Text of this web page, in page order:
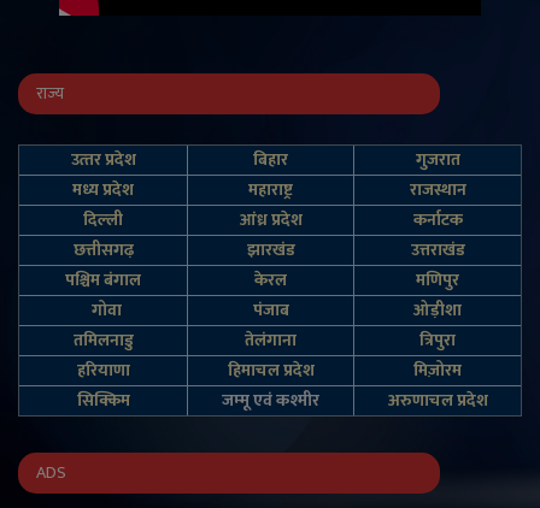
राज्य
उत्‍तर प्रदेश बिहार
गुजरात
मध्य प्रदेश
महाराष्ट्र
राजस्थान
दिल्‍ली
आंध्र प्रदेश
कर्नाटक
छत्तीसगढ़
झारखंड
उत्तराखंड
पश्चिम बंगाल
केरल
मणिपुर
गोवा
पंजाब
ओड़ीशा
तमिलनाडु
तेलंगाना
त्रिपुरा
हरियाणा
हिमाचल प्रदेश
मिज़ोरम
सिक्किम
जम्‍मू एवं कश्‍मीर अरुणाचल प्रदेश
ADS